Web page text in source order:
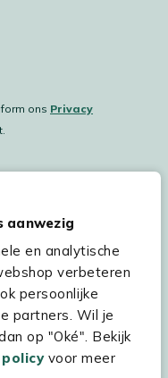
aanwezig
en analytische
verbeteren
persoonlijke
partners. Wil je
op "Oké". Bekijk
voor meer
ons Privacy